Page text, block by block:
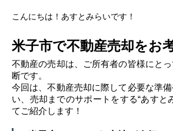
こんにちは！あすとみらいです！
米子市で不動産売却をお
不動産の売却は、ご所有者の皆様にと
断です。
今回は、不動産売却に際して必要な準
い、売却までのサポートをする“あすと
てご紹介します！